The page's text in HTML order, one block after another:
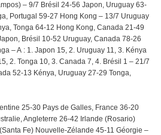
– 9/7 Brésil 24-56 Japon, Uruguay 63-
Portugal 59-27 Hong Kong – 13/7 Uruguay
Tonga 64-12 Hong Kong, Canada 21-49
Brésil 10-52 Uruguay, Canada 78-26
– A : 1. Japon 15, 2. Uruguay 11, 3. Kénya
2. Tonga 10, 3. Canada 7, 4. Brésil 1 – 21/7
52-13 Kénya, Uruguay 27-29 Tonga,
25-30 Pays de Galles, France 36-20
Angleterre 26-42 Irlande (Rosario)
Fe) Nouvelle-Zélande 45-11 Géorgie –